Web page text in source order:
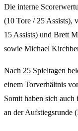
Die interne
(10 Tore / 25 Assists),
15 Assists) und Brett
sowie Michael
Nach 25 Spieltagen
einem Torverhältnis
Somit haben sich
an der Aufstiegsrunde